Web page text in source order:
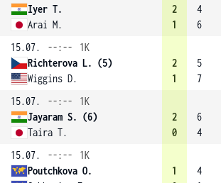
Iyer T.
Arai M.
2
1
4
6
15.07.
--:--
1K
Richterova L. (5)
Wiggins D.
2
1
5
7
15.07.
--:--
1K
Jayaram S. (6)
Taira T.
2
0
6
4
15.07.
--:--
1K
Poutchkova O.
1
4